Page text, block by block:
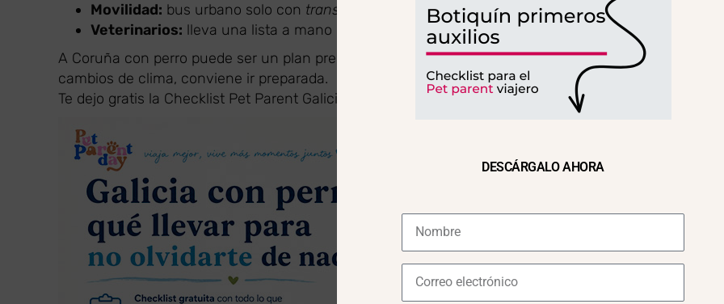
Movilidad: bus urbano solo con transportín
; taxi suele aceptar perro avisando antes.
Veterinarios: lleva una lista a mano (direcciones en esta guía) por si surge una urgencia.
A Coruña con perro puede ser un plan precioso, pero entre paseo urbano, costa, viento y posibles
cambios de clima, conviene ir preparada.
Te dejo gratis la Checklist Pet Parent Galicia para no olvidarte de lo importante.
DESCÁRGALO AHORA